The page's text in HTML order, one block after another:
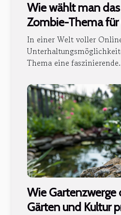
Wie wählt man
Zombie-Thema
Casinospieler aus?
In einer Welt voller
Thema eine
Wie Gartenzwerge
Gärten und Kultur